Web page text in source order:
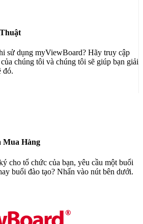
sử dụng myViewBoard? Hãy truy cập
chúng tôi và chúng tôi sẽ giúp bạn giải
đó.
Mua Hàng
cho tổ chức của bạn, yêu cầu một buổi
buổi đào tạo? Nhấn vào nút bên dưới.